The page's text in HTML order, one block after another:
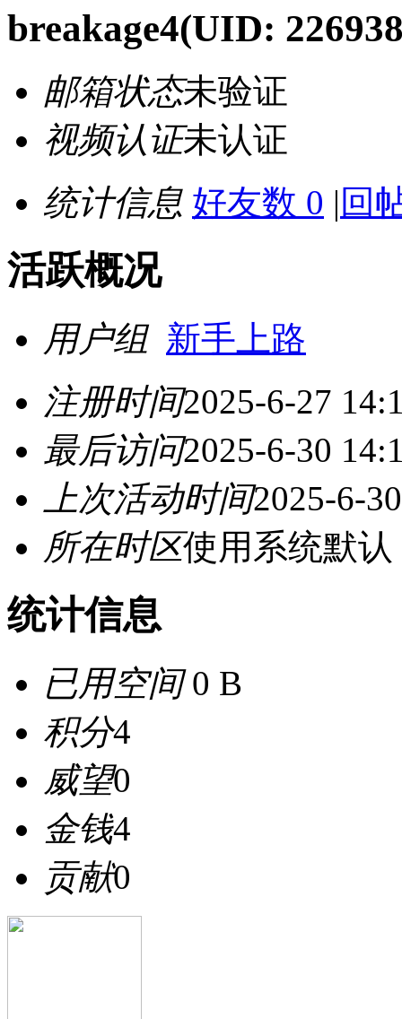
breakage4(UID:
邮箱状态未验证
视频认证未认证
统计信息 好友数 0 | 回
活跃概况
用户组 新手上路
注册时间2025-6-27
最后访问2025-6-30
上次活动时间2025-6-
所在时区使用系统默认
统计信息
已用空间0 B
积分4
威望0
金钱4
贡献0